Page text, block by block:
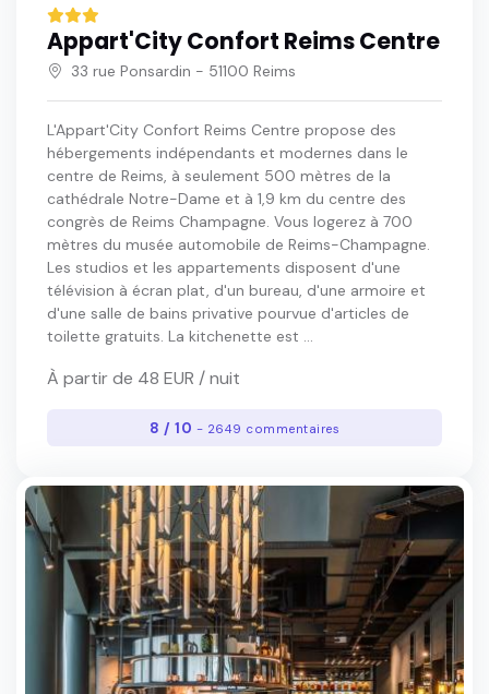
Appart'City Confort Reims Centre
33 rue Ponsardin - 51100 Reims
L'Appart'City Confort Reims Centre propose des
hébergements indépendants et modernes dans le
centre de Reims, à seulement 500 mètres de la
cathédrale Notre-Dame et à 1,9 km du centre des
congrès de Reims Champagne. Vous logerez à 700
mètres du musée automobile de Reims-Champagne.
Les studios et les appartements disposent d'une
télévision à écran plat, d'un bureau, d'une armoire et
d'une salle de bains privative pourvue d'articles de
toilette gratuits. La kitchenette est ...
À partir de 48 EUR / nuit
8 / 10 - 2649 commentaires